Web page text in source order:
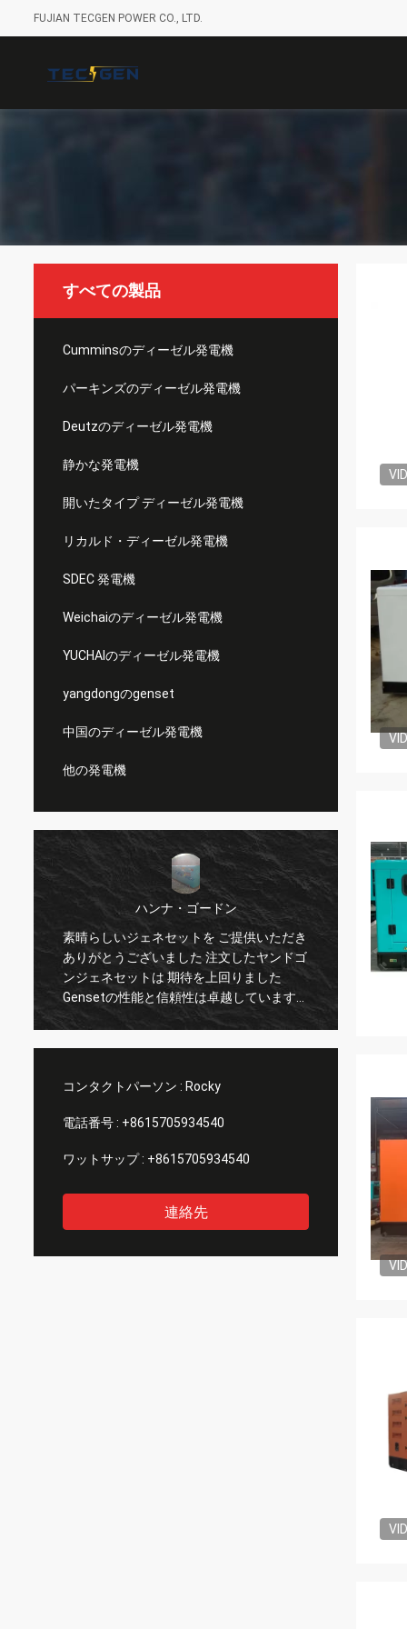
FUJIAN TECGEN POWER CO., LTD.
すべての製品
Cumminsのディーゼル発電機
パーキンズのディーゼル発電機
Deutzのディーゼル発電機
静かな発電機
開いたタイプ ディーゼル発電機
リカルド・ディーゼル発電機
SDEC 発電機
Weichaiのディーゼル発電機
YUCHAIのディーゼル発電機
yangdongのgenset
中国のディーゼル発電機
他の発電機
ハンナ・ゴードン
素晴らしいジェネセットを ご提供いただき
ありがとうございました 注文したヤンドゴ
ンジェネセットは 期待を上回りました
Gensetの性能と信頼性は卓越しています
我々は,テクゲンゲンセットとのパートナー
購入
卓越
るさ
コンタクトパーソン : Rocky
電話番号 : +8615705934540
ワットサップ : +8615705934540
連絡先